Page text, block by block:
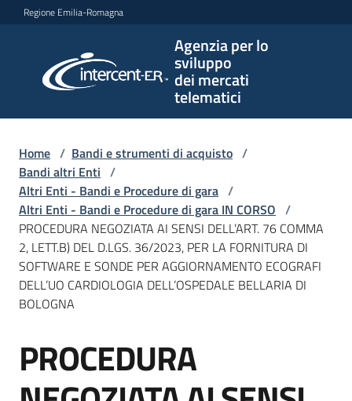
Vai al contenuto
Vai alla navigazione
Vai al footer
Regione Emilia-Romagna
Agenzia per lo
sviluppo
dei mercati
telematici
per lo
sviluppo
telematici
L'Agenzia
Bandi
e
di
acquisto
Home / Bandi e strumenti di acquisto /
Bandi altri Enti /
Altri Enti - Bandi e Procedure di gara /
Altri Enti - Bandi e Procedure di gara IN CORSO /
PROCEDURA NEGOZIATA AI SENSI DELL’ART. 76 COMMA
2, LETT.B) DEL D.LGS. 36/2023, PER LA FORNITURA DI
SOFTWARE E SONDE PER AGGIORNAMENTO ECOGRAFI
DELL’UO CARDIOLOGIA DELL’OSPEDALE BELLARIA DI
BOLOGNA
Salta al contenuto
PROCEDURA